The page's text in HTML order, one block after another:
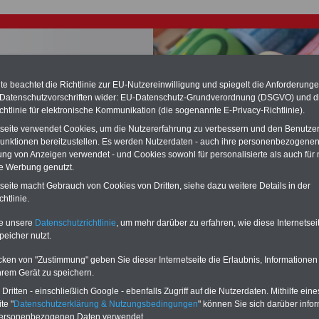
Reha - Recherchieren Sie mit dem "führenden" Klinikverzeichnis
führende Klinikverzeichnis rund um die Beihilfe" gibt ihnen Orientierung
nach der geeigneten Klinik für Ihre nächsten Reha. Sie können auch
von A bis Z
suchen. Beamtinnen und Beamte finden zudem
Angebote nach Gesundheitswochen..
des Landes Rheinland-Pfalz § 12
Für nur 10,00 Euro bei einer Laufzeit
Dienst auf dem Laufenden: auch ein
eBook zum Berufseinstieg in den
beachtet die Richtlinie zur EU-Nutzereinwilligung und spiegelt die
wider: EU-Datenschutz-Grundverordnung (DSGVO) und
für elektronische Kommunikation (die sogenannte E-Privacy-Richtlinie).
verwendet Cookies, um die Nutzererfahrung zu verbessern und den
bereitzustellen. Es werden Nutzerdaten - auch ihre
von Anzeigen verwendet - und Cookies sowohl für personalisierte als auch für
Werbung genutzt.
macht Gebrauch von Cookies von Dritten, siehe dazu weitere Details in der
unsere Datenschutzrichtlinie, um mehr darüber zu erfahren, wie diese
nutzt.
von "Zustimmung" geben Sie dieser Internetseite die Erlaubnis,
Gerät zu speichern.
- einschließlich Google - ebenfalls Zugriff auf die Nutzerdaten. Mithilfe
"Datenschutzerklärung & Nutzungsbedingungen" können Sie sich darüber
Daten verwendet.